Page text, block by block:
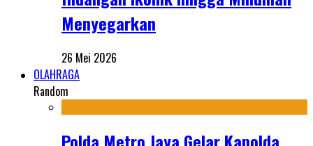
Menyegarkan
26 Mei 2026
OLAHRAGA
Random
Polda Metro Jaya Gelar Kapolda